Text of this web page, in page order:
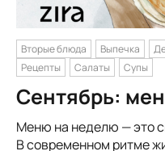
Вторые блюда Выпечка
Рецепты
Салаты Супы
Сентябрь:
Меню на неделю — это
В современном ритме